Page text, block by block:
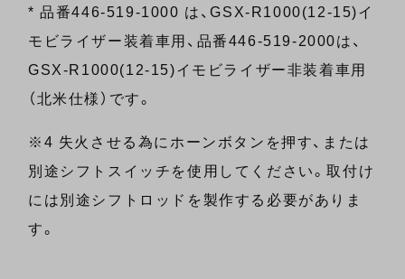
* 品番446-519-1000 は、GSX-R1000(12-15)イ
モビライザー装着車用、品番446-519-2000は、
GSX-R1000(12-15)イモビライザー非装着車用
（北米仕様）です。
※4 失火させる為にホーンボタンを押す、または
別途シフトスイッチを使用してください。取付け
には別途シフトロッドを製作する必要がありま
す。